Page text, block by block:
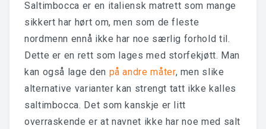
Kinesisk Mat
Øst-Europeisk Mat
KONTAKT OSS
Saltimbocca er en italiensk matrett som mange
sikkert har hørt om, men som de fleste
nordmenn ennå ikke har noe særlig forhold til.
Dette er en rett som lages med storfekjøtt. Man
kan også lage den på andre måter, men slike
alternative varianter kan strengt tatt ikke kalles
saltimbocca. Det som kanskje er litt
overraskende er at navnet ikke har noe med salt